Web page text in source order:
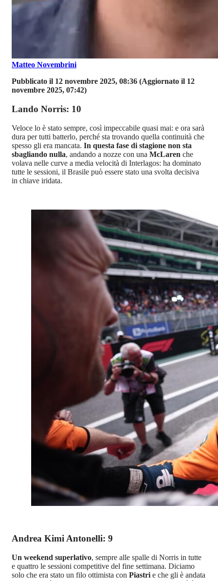
Matteo Novembrini
Pubblicato il 12 novembre 2025, 08:36 (Aggiornato il 12
novembre 2025, 07:42)
Lando Norris: 10
Veloce lo è stato sempre, così impeccabile quasi mai: e ora sarà
dura per tutti batterlo, perché sta trovando quella continuità che
spesso gli era mancata. In questa fase di stagione non sta
sbagliando nulla, andando a nozze con una McLaren che
volava nelle curve a media velocità di Interlagos: ha dominato
tutte le sessioni, il Brasile può essere stato una svolta decisiva
in chiave iridata.
Andrea Kimi Antonelli: 9
Un weekend superlativo, sempre alle spalle di Norris in tutte
e quattro le sessioni competitive del fine settimana. Diciamo
solo che era stato un filo ottimista con Piastri e che gli è andata